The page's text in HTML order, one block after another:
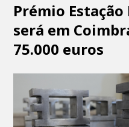
Prémio
será em
75.000 euros